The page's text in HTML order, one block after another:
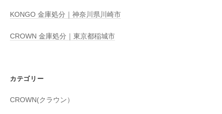
KONGO 金庫処分｜神奈川県川崎市
CROWN 金庫処分｜東京都稲城市
カテゴリー
CROWN(クラウン）